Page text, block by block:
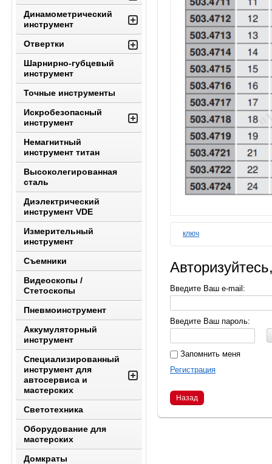
Динамометрический
инструмент
Отвертки
Шарнирно-губцевый
инструмент
Точные инструменты
Искробезопасный
инструмент
Немагнитный
инструмент титан
Высоколегированная
сталь
Диэлектрический
инструмент VDE
Измерительный
инструмент
Съемники
Видеоскопы /
Стетоскопы
Пневмоинструмент
Аккумуляторный
инструмент
Специализированный
инструмент для
автосервиса и
мастерских
Светотехника
Оборудование для
мастерских
Домкраты
ключ
Введите Ваш e-mail:
Введите Ваш пароль:
Запомнить меня
Регистрация
Назад